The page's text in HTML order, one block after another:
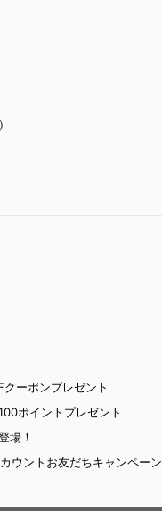
ーポンプレゼント
ポイントプレゼント
場！
ウントお友だちキャンペーン